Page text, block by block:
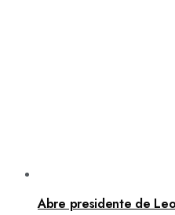
Abre presidente de